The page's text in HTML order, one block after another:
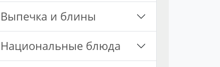
Выпечка и блины
Национальные блюда